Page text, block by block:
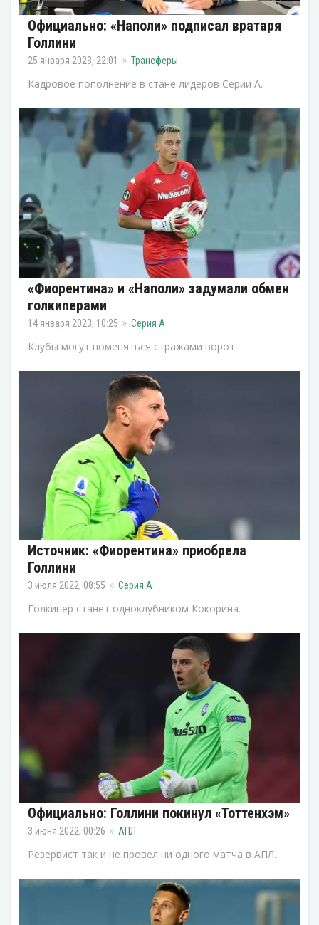
Официально: «Наполи» подписал вратаря
Голлини
25 января 2023, 22:01 Трансферы
Кадровое пополнение в стане лидеров Серии А.
«Фиорентина» и «Наполи» задумали обмен
голкиперами
14 января 2023, 10:25 Серия А
Клубы могут поменяться стражами ворот.
Источник: «Фиорентина» приобрела
Голлини
3 июля 2022, 08:55 Серия А
Голкипер станет одноклубником Кокорина.
Официально: Голлини покинул «Тоттенхэм»
3 июня 2022, 00:26 АПЛ
Резервист так и не провел ни одного матча в АПЛ.